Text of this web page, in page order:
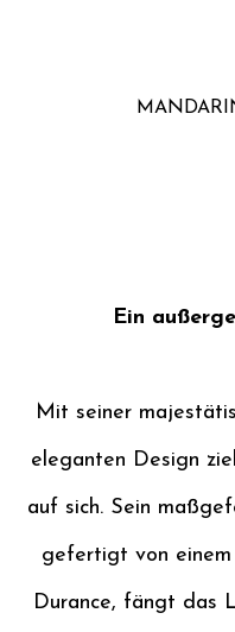
Ein
Mit seiner
eleganten Design
auf sich. Sein
gefertigt von einem
Durance, fängt das